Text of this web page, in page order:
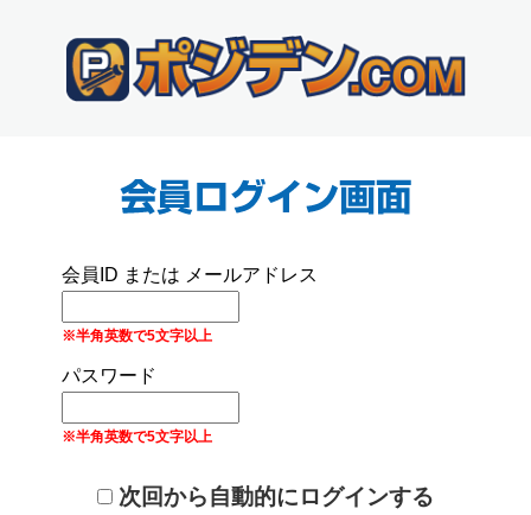
会員ID または メールアドレス
※半角英数で5文字以上
パスワード
※半角英数で5文字以上
次回から自動的にログインする